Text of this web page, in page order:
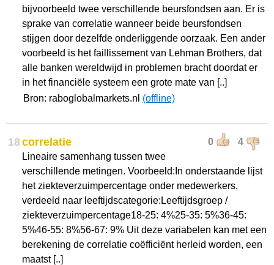
bijvoorbeeld twee verschillende beursfondsen aan. Er is
sprake van correlatie wanneer beide beursfondsen
stijgen door dezelfde onderliggende oorzaak. Een ander
voorbeeld is het faillissement van Lehman Brothers, dat
alle banken wereldwijd in problemen bracht doordat er
in het financiële systeem een grote mate van [..]
Bron: raboglobalmarkets.nl (offline)
18 0 4
correlatie
Lineaire samenhang tussen twee
verschillende metingen. Voorbeeld:In onderstaande lijst
het ziekteverzuimpercentage onder medewerkers,
verdeeld naar leeftijdscategorie:Leeftijdsgroep /
ziekteverzuimpercentage18-25: 4%25-35: 5%36-45:
5%46-55: 8%56-67: 9% Uit deze variabelen kan met een
berekening de correlatie coëfficiënt herleid worden, een
maatst [..]